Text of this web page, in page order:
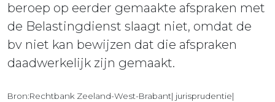
beroep op eerder gemaakte afspraken met
de Belastingdienst slaagt niet, omdat de
bv niet kan bewijzen dat die afspraken
daadwerkelijk zijn gemaakt.
Bron:Rechtbank Zeeland-West-Brabant| jurisprudentie|